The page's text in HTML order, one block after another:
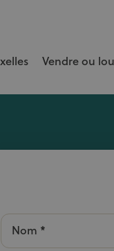
Vendre ou
Nom *